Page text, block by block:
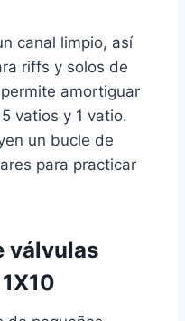
canal limpio, así
riffs y solos de
amortiguar
vatios y 1 vatio.
un bucle de
para practicar
válvulas